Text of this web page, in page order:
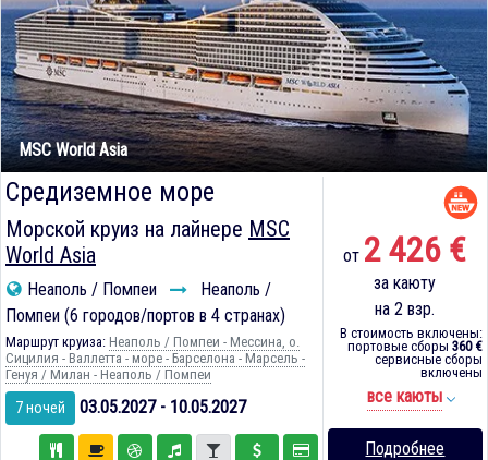
MSC World Asia
Средиземное море
Морской круиз на лайнере MSC
World Asia
Неаполь / Помпеи
Неаполь /
Помпеи (6 городов/портов в 4 странах)
Маршрут круиза: Неаполь / Помпеи - Мессина, о.
Сицилия - Валлетта - море - Барселона - Марсель -
Генуя / Милан - Неаполь / Помпеи
7 ночей 03.05.2027 - 10.05.2027
от 2 426 €
за каюту
на 2 взр.
В стоимость включены:
портовые сборы 360 €
сервисные сборы
включены
все каюты
Подробнее